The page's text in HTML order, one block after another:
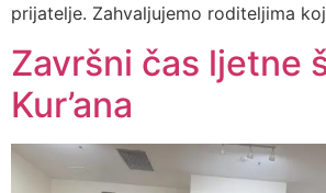
prijatelje. Zahvaljujemo roditeljima
Završni čas ljetne
Kur’ana